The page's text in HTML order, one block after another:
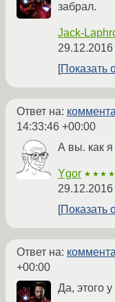
забрал.
Jack-
Показать
Ответ на:
14:33:46 +00:00
А вы. как
Ygor
Показать
Ответ на:
+00:00
Да, этого